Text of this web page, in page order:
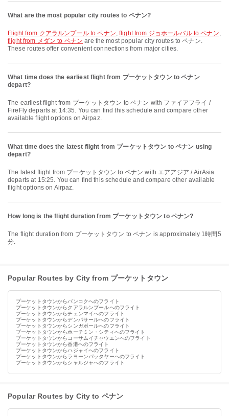
What are the most popular city routes to ペナン?
flight from クアラルンプール to ペナン,flight from ジョホールバル to ペナン,
flight from メダン to ペナン are the most popular city routes to ペナン.
These routes offer convenient connections from major cities.
What time does the earliest flight from プーケットタウン to ペナン
depart?
The earliest flight from プーケットタウン to ペナン with ファイアフライ /
FireFly departs at 14:35. You can find this schedule and compare other
available flight options on Airpaz.
What time does the latest flight from プーケットタウン to ペナン using
depart?
The latest flight from プーケットタウン to ペナン with エアアジア / AirAsia
departs at 15:25. You can find this schedule and compare other available
flight options on Airpaz.
How long is the flight duration from プーケットタウン to ペナン?
The flight duration from プーケットタウン to ペナン is approximately 1時間5
分.
Popular Routes by City from プーケットタウン
プーケットタウンからバンコクへのフライト
プーケットタウンからクアラルンプールへのフライト
プーケットタウンからチェンマイへのフライト
プーケットタウンからデンパサールへのフライト
プーケットタウンからシンガポールへのフライト
プーケットタウンからホーチミン・シティへのフライト
プーケットタウンからコーサムイチャウエンへのフライト
プーケットタウンから香港へのフライト
プーケットタウンからハジャイへのフライト
プーケットタウンからラヨーンパッタヤーへのフライト
プーケットタウンからシャルジャへのフライト
Popular Routes by City to ペナン